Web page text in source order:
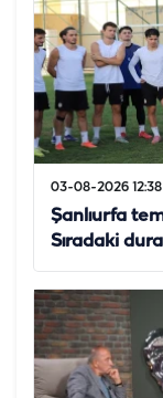
03-08-2026 12:38
Şanlıurfa
Sıradaki